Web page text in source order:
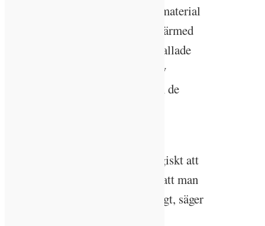
att ett ökat uttag av biobaserade material
kan ersätta fossila material och därmed
minska utsläppen totalt, den så kallade
substitutionseffekten. De stöds av
massaindustrin som behöver även de
– Jag försöker tänka att det är logiskt att
man behöver ha skogen kvar och att man
behöver kunna bruka den samtidigt, säger